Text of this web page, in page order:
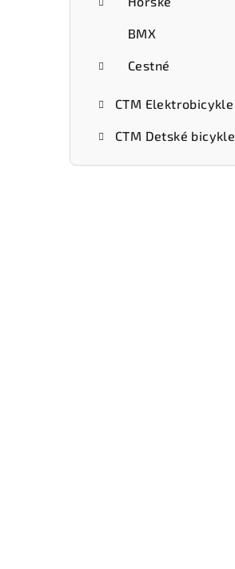
BMX
Cestné
CTM Elektrobicykle
CTM Detské bicykle